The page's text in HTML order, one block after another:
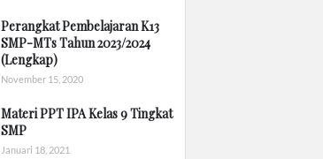
Perangkat Pembelajaran K13
SMP-MTs Tahun 2023/2024
(Lengkap)
November 15, 2020
Materi PPT IPA Kelas 9 Tingkat
SMP
Januari 18, 2021